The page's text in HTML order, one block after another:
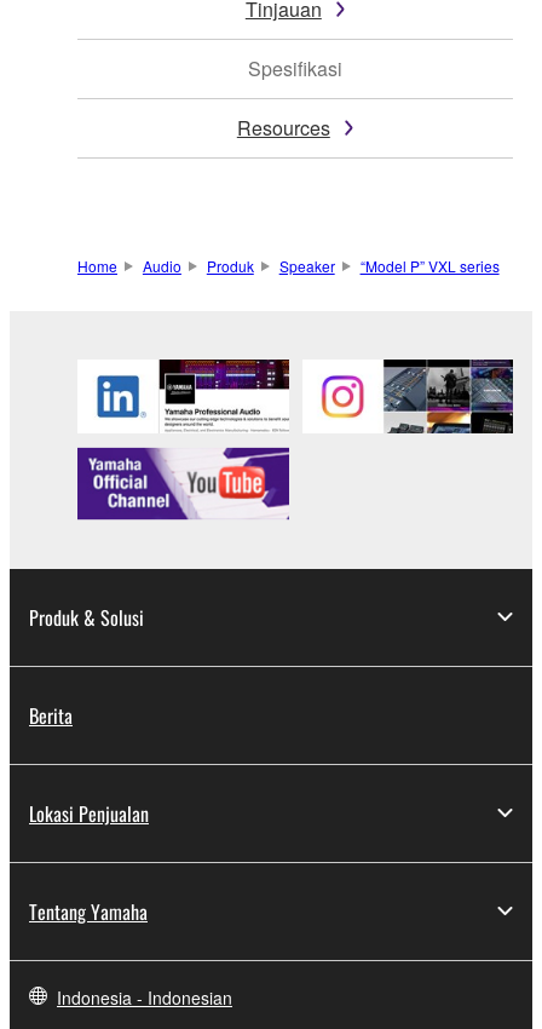
Tinjauan
Spesifikasi
Resources
Home Audio Produk Speaker “Model P” VXL series
Produk & Solusi
Berita
Lokasi Penjualan
Tentang Yamaha
Indonesia - Indonesian